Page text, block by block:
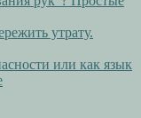
утрату.
или как язык